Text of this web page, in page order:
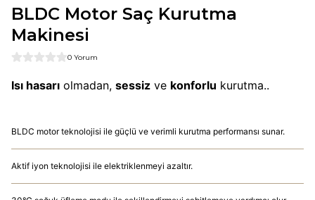
BLDC Motor Saç Kurutma
Makinesi
0 Yorum
Isı hasarı olmadan, sessiz ve konforlu kurutma..
BLDC motor teknolojisi ile güçlü ve verimli kurutma performansı sunar.
Aktif iyon teknolojisi ile elektriklenmeyi azaltır.